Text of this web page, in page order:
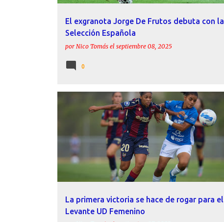
El exgranota Jorge De Frutos debuta con la
Selección Española
por Nico Tomás el septiembre 08, 2025
0
La primera victoria se hace de rogar para el
Levante UD Femenino
ALHAMA CF ELPOZO CRÓNICAS FEMENINO
LAURA CORONADO LEVANTE UD